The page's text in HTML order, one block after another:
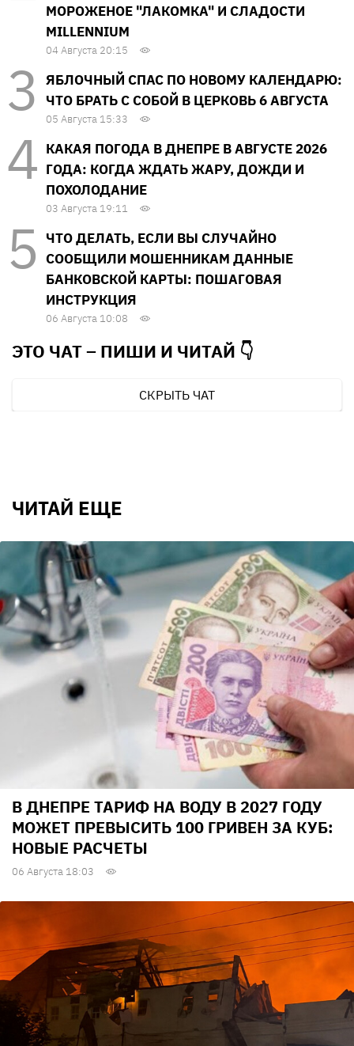
МОРОЖЕНОЕ "ЛАКОМКА" И СЛАДОСТИ
MILLENNIUM
04 Августа 20:15
ЯБЛОЧНЫЙ СПАС ПО НОВОМУ КАЛЕНДАРЮ:
ЧТО БРАТЬ С СОБОЙ В ЦЕРКОВЬ 6 АВГУСТА
05 Августа 15:33
КАКАЯ ПОГОДА В ДНЕПРЕ В АВГУСТЕ 2026
ГОДА: КОГДА ЖДАТЬ ЖАРУ, ДОЖДИ И
ПОХОЛОДАНИЕ
03 Августа 19:11
ЧТО ДЕЛАТЬ, ЕСЛИ ВЫ СЛУЧАЙНО
СООБЩИЛИ МОШЕННИКАМ ДАННЫЕ
БАНКОВСКОЙ КАРТЫ: ПОШАГОВАЯ
ИНСТРУКЦИЯ
06 Августа 10:08
ЭТО ЧАТ – ПИШИ И ЧИТАЙ 👇
СКРЫТЬ ЧАТ
ЧИТАЙ ЕЩЕ
В ДНЕПРЕ ТАРИФ НА ВОДУ В 2027 ГОДУ
МОЖЕТ ПРЕВЫСИТЬ 100 ГРИВЕН ЗА КУБ:
НОВЫЕ РАСЧЕТЫ
06 Августа 18:03